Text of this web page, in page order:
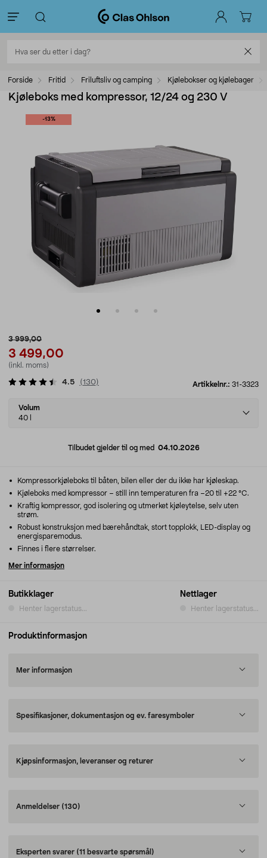
Forside Fritid Friluftsliv og camping Kjølebokser og kjølebager
Kjøleboks med kompressor, 12/24 og 230 V
-13%
3 999,00
3 499,00
(inkl. moms)
Artikkelnr.: 31-3323
4.5 (130)
Select
variant
Volum
40 l
Tilbudet gjelder til og med 04.10.2026
Butikklager
Henter lagerstatus...
Nettlager
Henter lagerstatus...
Kompressorkjøleboks til båten, bilen eller der du ikke har kjøleskap.
Kjøleboks med kompressor – still inn temperaturen fra –20 til +22 °C.
Kraftig kompressor, god isolering og utmerket kjøleytelse, selv uten
strøm.
Robust konstruksjon med bærehåndtak, stort topplokk, LED-display og
energisparemodus.
Finnes i flere størrelser.
Mer informasjon
Produktinformasjon
Mer informasjon
Spesifikasjoner, dokumentasjon og ev. faresymboler
Kjøpsinformasjon, leveranser og returer
Anmeldelser (130)
Eksperten svarer (11 besvarte spørsmål)